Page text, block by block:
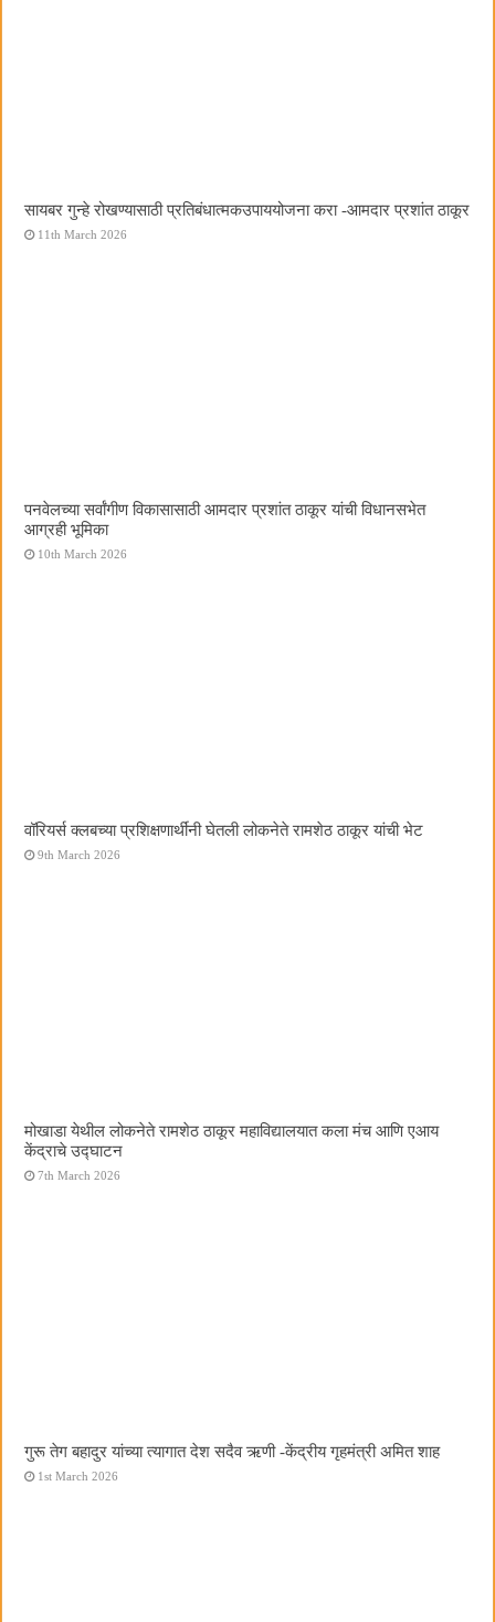
सायबर गुन्हे रोखण्यासाठी प्रतिबंधात्मकउपाययोजना करा -आमदार प्रशांत ठाकूर
11th March 2026
पनवेलच्या सर्वांगीण विकासासाठी आमदार प्रशांत ठाकूर यांची विधानसभेत
आग्रही भूमिका
10th March 2026
वॉरियर्स क्लबच्या प्रशिक्षणार्थींनी घेतली लोकनेते रामशेठ ठाकूर यांची भेट
9th March 2026
मोखाडा येथील लोकनेते रामशेठ ठाकूर महाविद्यालयात कला मंच आणि एआय
केंद्राचे उद्घाटन
7th March 2026
गुरू तेग बहादुर यांच्या त्यागात देश सदैव ऋणी -केंद्रीय गृहमंत्री अमित शाह
1st March 2026